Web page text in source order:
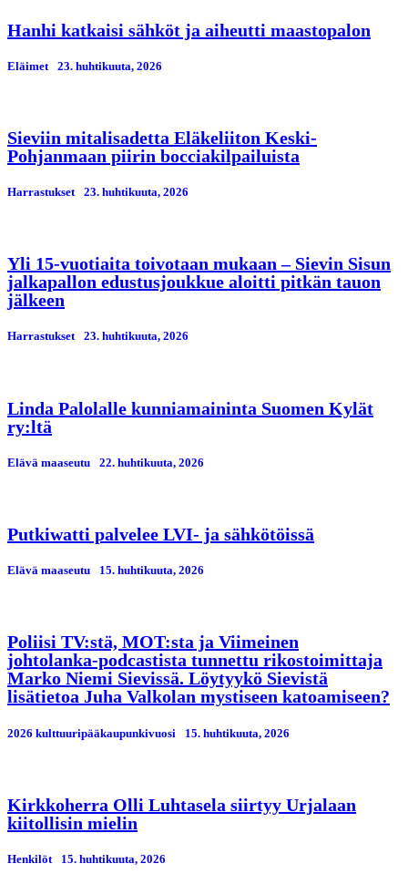
Hanhi katkaisi sähköt ja aiheutti maastopalon
Eläimet 23. huhtikuuta, 2026
Sieviin mitalisadetta Eläkeliiton Keski-
Pohjanmaan piirin bocciakilpailuista
Harrastukset 23. huhtikuuta, 2026
Yli 15-vuotiaita toivotaan mukaan – Sievin Sisun
jalkapallon edustusjoukkue aloitti pitkän tauon
jälkeen
Harrastukset 23. huhtikuuta, 2026
Linda Palolalle kunniamaininta Suomen Kylät
ry:ltä
Elävä maaseutu 22. huhtikuuta, 2026
Putkiwatti palvelee LVI- ja sähkötöissä
Elävä maaseutu 15. huhtikuuta, 2026
Poliisi TV:stä, MOT:sta ja Viimeinen
johtolanka-podcastista tunnettu rikostoimittaja
Marko Niemi Sievissä. Löytyykö Sievistä
lisätietoa Juha Valkolan mystiseen katoamiseen?
2026 kulttuuripääkaupunkivuosi 15. huhtikuuta, 2026
Kirkkoherra Olli Luhtasela siirtyy Urjalaan
kiitollisin mielin
Henkilöt 15. huhtikuuta, 2026